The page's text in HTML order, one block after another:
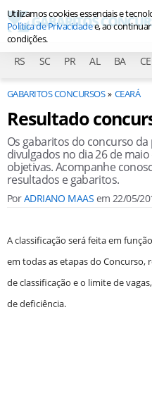
RS SC PR AL BA CE
GABARITOS CONCURSOS CEARÁ
Resultado
Os gabaritos do concurso
divulgados no dia 26 de
objetivas. Acompanhe
resultados e gabaritos.
PorADRIANO MAAS em 22/05/
A classificação será feita em
em todas as etapas do Concurso,
de classificação e o limite de
de deficiência.
Utilizamos cookies essenciais e
Política de Privacidadee, ao
condições.